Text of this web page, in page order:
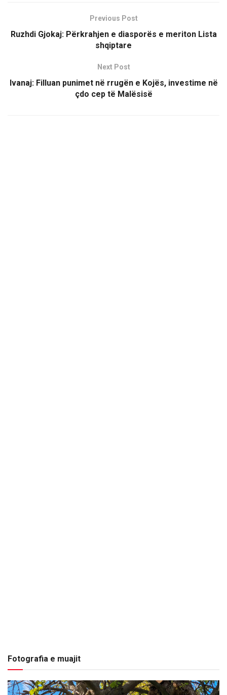
Previous Post
Ruzhdi Gjokaj: Përkrahjen e diasporës e meriton Lista
shqiptare
Next Post
Ivanaj: Filluan punimet në rrugën e Kojës, investime në
çdo cep të Malësisë
Fotografia e muajit